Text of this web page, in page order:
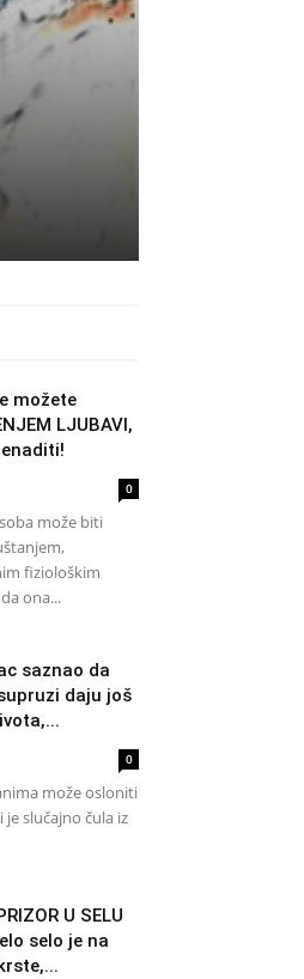
možete
LJUBAVI,
0
može biti
fiziološkim
ona...
saznao da
daju još
0
može osloniti
slučajno čula iz
U SELU
selo je na